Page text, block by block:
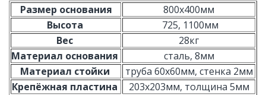
Размер основания
800х400мм
Высота
725, 1100мм
Вес
28кг
Материал основания
сталь, 8мм
Материал стойки
труба 60х60мм, стенка 2мм
Крепёжная пластина
203х203мм, толщина 5мм